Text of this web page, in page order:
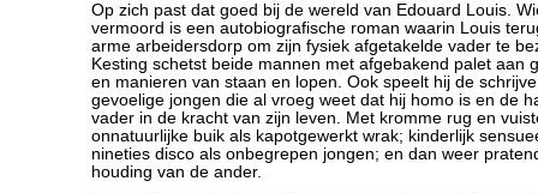
Op zich past dat goed bij de wereld van Edouard Louis.
vermoord is een autobiografische roman waarin Louis
arme arbeidersdorp om zijn fysiek afgetakelde vader te
Kesting schetst beide mannen met afgebakend palet aan
en manieren van staan en lopen. Ook speelt hij de
gevoelige jongen die al vroeg weet dat hij homo is en de
vader in de kracht van zijn leven. Met kromme rug en
onnatuurlijke buik als kapotgewerkt wrak; kinderlijk
nineties disco als onbegrepen jongen; en dan weer
houding van de ander.